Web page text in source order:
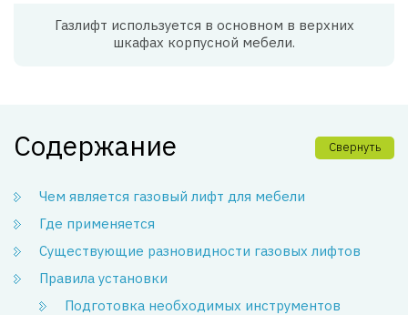
Газлифт используется в основном в верхних
шкафах корпусной мебели.
Содержание Свернуть
Чем является газовый лифт для мебели
Где применяется
Существующие разновидности газовых лифтов
Правила установки
Подготовка необходимых инструментов